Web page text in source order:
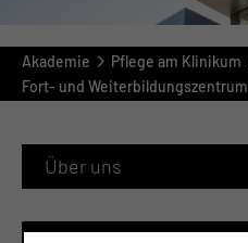
Akademie
Pflege am Klinikum
Fort- und Weiterbildungszentrum